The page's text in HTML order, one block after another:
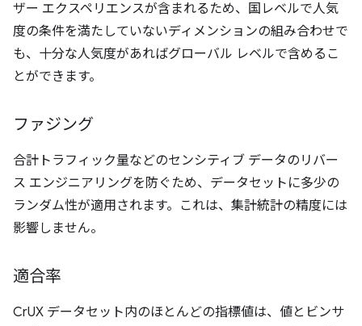
ザー エクスペリエンスが含まれるため、国レベルで人気
度の条件を満たしていないディメンションの組み合わせで
も、十分な人気度があればグローバル レベルで含めるこ
とができます。
ファジング
合計トラフィック量などのセンシティブ データのリバー
ス エンジニアリングを防ぐため、データセットに多少の
ランダム性が適用されます。これは、集計統計の精度には
影響しません。
適合率
CrUX データセット内のほとんどの指標値は、値とビンサ